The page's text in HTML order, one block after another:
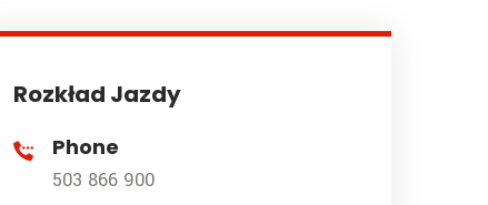
Rozkład Jazdy
Phone
503 866 900